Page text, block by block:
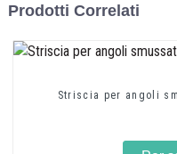
Prodotti Correlati
Striscia per angoli